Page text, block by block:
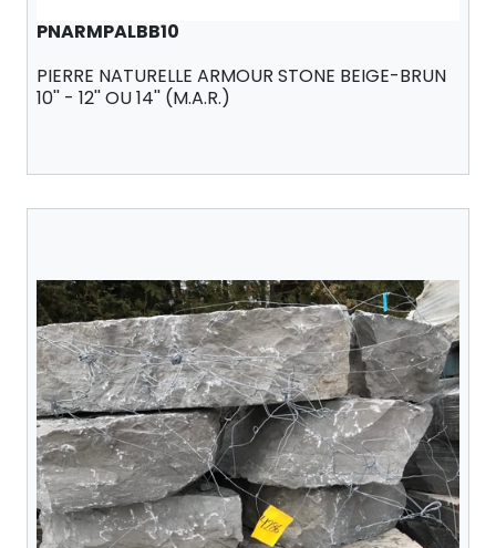
PNARMPALBB10
PIERRE NATURELLE ARMOUR STONE BEIGE-BRUN
10'' - 12'' OU 14'' (M.A.R.)